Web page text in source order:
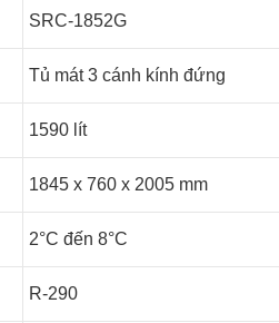
SRC-1852G
Tủ mát 3 cánh kính đứng
1590 lít
1845 x 760 x 2005 mm
2°C đến 8°C
R-290